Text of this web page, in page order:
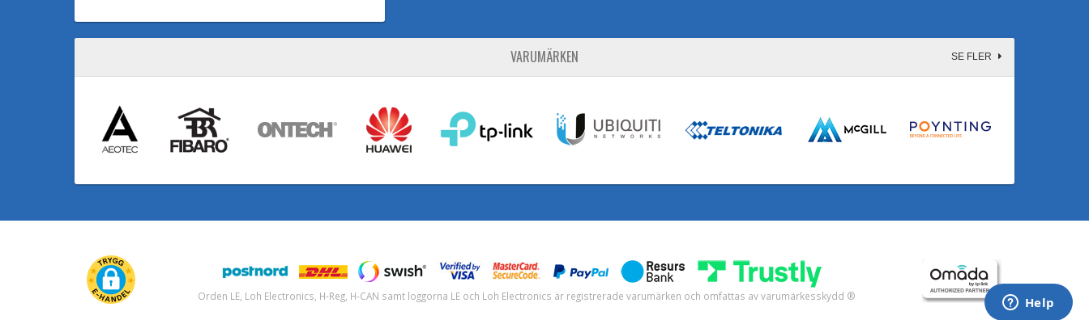
VARUMÄRKEN SE FLER
Orden LE, Loh Electronics, H-Reg, H-CAN samt loggorna LE och Loh Electronics är registrerade varumärken och omfattas av varumärkesskydd ®